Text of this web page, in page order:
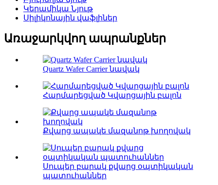
Կերամիկա Նյութ
Սիլիկոնային վաֆլիներ
Առաջարկվող ապրանքներ
Quartz Wafer Carrier նավակ
Հարմարեցված Կվարցային բալոն
Քվարց ապակե մազանոթ խողովակ
Սուպեր բարակ քվարց օպտիկական
պատուհաններ